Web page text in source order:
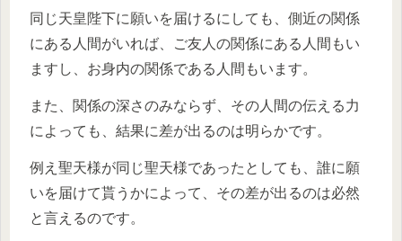
同じ天皇陛下に願いを届けるにしても、側近の関係
にある人間がいれば、ご友人の関係にある人間もい
ますし、お身内の関係である人間もいます。
また、関係の深さのみならず、その人間の伝える力
によっても、結果に差が出るのは明らかです。
例え聖天様が同じ聖天様であったとしても、誰に願
いを届けて貰うかによって、その差が出るのは必然
と言えるのです。